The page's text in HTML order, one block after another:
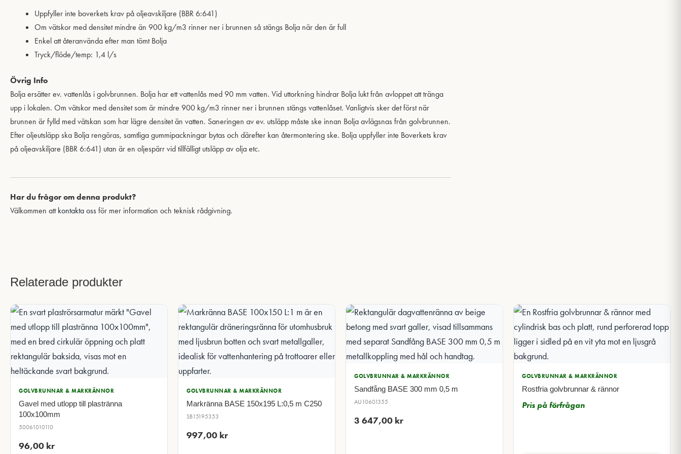
Uppfyller inte boverkets krav på oljeavskiljare (BBR 6:641)
Om vätskor med densitet mindre än 900 kg/m3 rinner ner i brunnen så stängs Bolja när den är full
Enkel att återanvända efter man tömt Bolja
Tryck/flöde/temp: 1,4 l/s
Övrig Info
Bolja ersätter ev. vattenlås i golvbrunnen. Bolja har ett vattenlås med 90 mm vatten. Vid uttorkning hindrar Bolja lukt från avloppet att tränga
upp i lokalen. Om vätskor med densitet som är mindre 900 kg/m3 rinner ner i brunnen stängs vattenlåset. Vanligtvis sker det först när
brunnen är fylld med vätskan som har lägre densitet än vatten. Saneringen av ev. utsläpp måste ske innan Bolja avlägsnas från golvbrunnen.
Efter oljeutsläpp ska Bolja rengöras, samtliga gummipackningar bytas och därefter kan återmontering ske. Bolja uppfyller inte Boverkets krav
på oljeavskiljare (BBR 6:641) utan är en oljespärr vid tillfälligt utsläpp av olja etc.
Har du frågor om denna produkt?
Välkommen attkontakta ossför mer information och teknisk rådgivning.
Relaterade produkter
GOLVBRUNNAR & MARKRÄNNOR
Gavel med utlopp till plastränna
100x100mm
50061010110
96,00 kr
GOLVBRUNNAR & MARKRÄNNOR
Markränna BASE 150x195 L:0,5 m C250
SB15195353
997,00 kr
GOLVBRUNNAR & MARKRÄNNOR
Sandfång BASE 300 mm 0,5 m
AU10601355
3 647,00 kr
GOLVBRUNNAR & MARKRÄNNOR
Rostfria golvbrunnar & rännor
Pris på förfrågan